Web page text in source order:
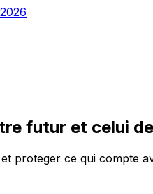
futur et celui
proteger ce qui compte